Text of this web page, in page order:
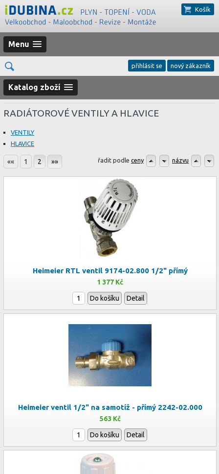
Košík
Menu
přihlásit se nový zákazník
Katalog zboží
RADIÁTOROVÉ VENTILY A HLAVICE
VENTILY
HLAVICE
«« 1 2 »» řadit podle ceny názvu
Heimeier RTL ventil 9174-02.800 1/2" přímý
1 377 Kč
Do košíku Detail
Heimeier ventil 1/2" na samotíž - přímý 2242-02.000
563 Kč
Do košíku Detail